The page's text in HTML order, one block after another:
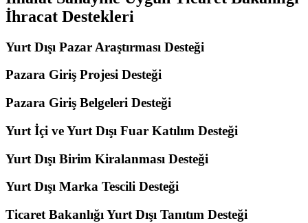
İhracat Destekleri
Yurt Dışı Pazar Araştırması Desteği
Pazara Giriş Projesi Desteği
Pazara Giriş Belgeleri Desteği
Yurt İçi ve Yurt Dışı Fuar Katılım Desteği
Yurt Dışı Birim Kiralanması Desteği
Yurt Dışı Marka Tescili Desteği
Ticaret Bakanlığı Yurt Dışı Tanıtım Desteği